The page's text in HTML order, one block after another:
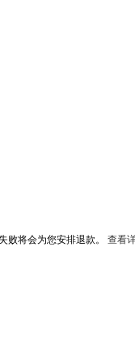
败将会为您安排退款。
查看